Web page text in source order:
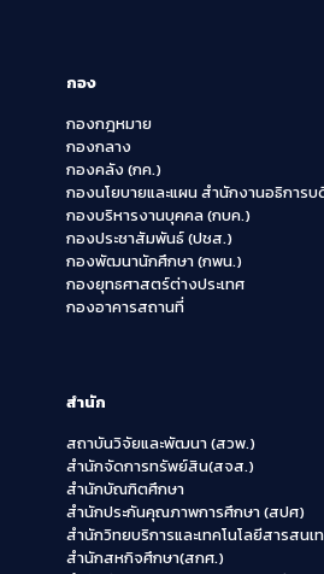
กอง
กองกฎหมาย
กองกลาง
กองคลัง (กค.)
กองนโยบายและแผน สำนักงานอธิการบ
กองบริหารงานบุคคล (กบค.)
กองประชาสัมพันธ์ (ปชส.)
กองพัฒนานักศึกษา (กพน.)
กองยุทธศาสตร์ต่างประเทศ
กองอาคารสถานที่
สำนัก
สถาบันวิจัยและพัฒนา (สวพ.)
สำนักจัดการทรัพย์สิน(สจส.)
สำนักบัณฑิตศึกษา
สำนักประกันคุณภาพการศึกษา (สปศ)
สำนักวิทยบริการและเทคโนโลยีสารสน
สำนักสหกิจศึกษา(สกศ.)